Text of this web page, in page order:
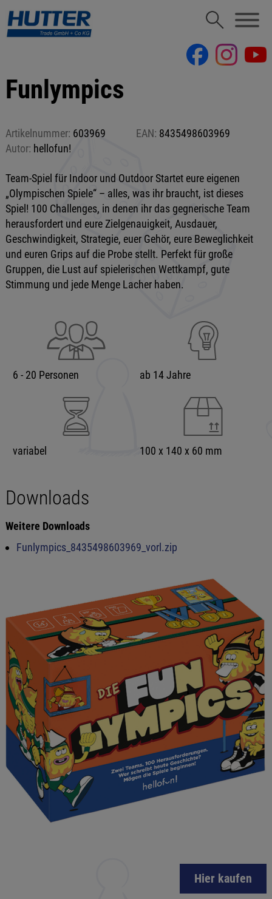
Funlympics
Artikelnummer: 603969 EAN: 8435498603969
Autor: hellofun!
Team-Spiel für Indoor und Outdoor Startet eure eigenen
„Olympischen Spiele“ – alles, was ihr braucht, ist dieses
Spiel! 100 Challenges, in denen ihr das gegnerische Team
herausfordert und eure Zielgenauigkeit, Ausdauer,
Geschwindigkeit, Strategie, euer Gehör, eure Beweglichkeit
und euren Grips auf die Probe stellt. Perfekt für große
Gruppen, die Lust auf spielerischen Wettkampf, gute
Stimmung und jede Menge Lacher haben.
6 - 20 Personen ab 14 Jahre
variabel 100 x 140 x 60 mm
Downloads
Weitere Downloads
Funlympics_8435498603969_vorl.zip
Hier kaufen